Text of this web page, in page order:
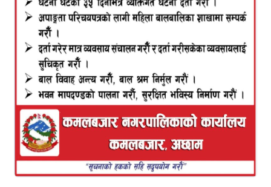
कमलबजार नगरपालिका कृषि विकास शाखाको आयोजनामा
राष्ट्रिय धान दिवस मनाईएको छ । कमलबजार नगरपालिका
वडा नं १ मुलीको कृषक दल बहादुर बिष्टको खेतमा पालिकाको
टिम दिवस मनाउन पुगेको थियो । किसानको मनोबल उच्च
राखी उनीहरूको श्रमको सम्मान गर्ने उद्देश्यले कृषि तथा
सहकारी मन्त्रालयले मुलुकभरि असार महिनाको १५ गतेलाई
राष्ट्रिय धान दिवसको रूपमा मनाउने परम्परा बसालेको थियो।
आज देशभर विभिन्न तह र तप्काले विभिन्न तरिकाले दिवस
मनाएका छन ।